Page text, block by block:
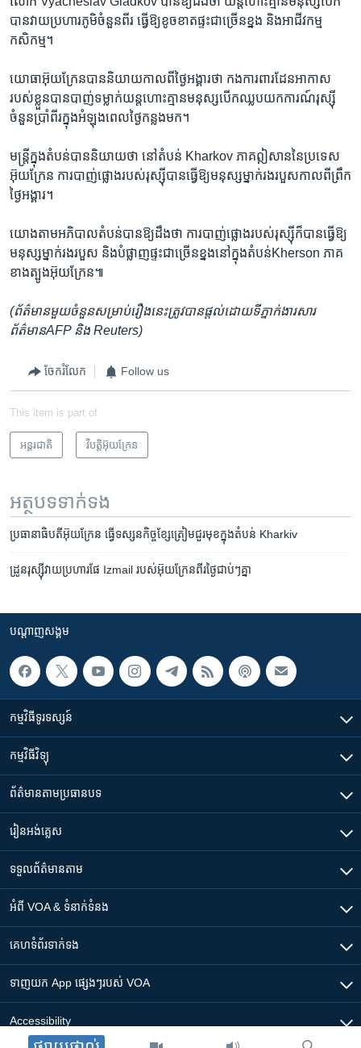
បាន​វាយ​ប្រហារ​ភូមិ​ចំនួន​ពីរ ​ធ្វើឱ្យ​ខូចខាត​ផ្ទះ​ជាច្រើន​ខ្នង​ និង​អាជីវកម្ម​
កសិកម្ម។
យោធា​អ៊ុយក្រែន​បាន​និយាយ​កាលពី​ថ្ងៃអង្គារ​ថា​ កងការពារ​ដែន​អាកាស​
របស់ខ្លួន​បាន​បាញ់​ទម្លាក់​យន្តហោះ​គ្មាន​មនុស្ស​បើក​ឈ្លបយកការណ៍​រុស្ស៊ី​
ចំនួន​ប្រាំពីរ​ក្នុង​អំឡុងពេល​ថ្ងៃ​កន្លង​មក។
មន្ត្រី​ក្នុង​តំបន់​បាន​និយាយ​ថា ​នៅ​តំបន់​ Kharkov ​ភាគ​ឦសាន​នៃ​ប្រទេស​
អ៊ុយក្រែន​ ការបាញ់ផ្លោង​របស់​រុស្ស៊ី​បាន​ធ្វើឱ្យ​មនុស្ស​ម្នាក់​រងរបួស​កាលពី​ព្រឹក​
ថ្ងៃអង្គារ។
យោង​តាម​អភិបាល​តំបន់​បាន​ឱ្យ​ដឹង​ថា ​ការបាញ់ផ្លោង​របស់​រុស្ស៊ី​ក៏បាន​ធ្វើឱ្យ​
មនុស្ស​ម្នាក់​រងរបួស​ និង​បំផ្លាញ​ផ្ទះ​ជាច្រើន​ខ្នង​នៅក្នុង​តំបន់​Kherson ​ភាគ​
ខាងត្បូង​អ៊ុយក្រែន៕
(ព័ត៌មាន​មួយ​ចំនួន​សម្រាប់​រឿង​នេះ​ត្រូវ​បាន​ផ្តល់​ដោយ​ទីភ្នាក់ងារ​សារ
ព័ត៌មាន​AFP​ និង​ Reuters)
ចែករំលែក Follow us
This item is part of
អន្តរជាតិ វិបត្តិអ៊ុយក្រែន
អត្ថបទ​ទាក់ទង
ប្រធានាធិបតី​អ៊ុយក្រែន ធ្វើ​ទស្សនកិច្ច​ខ្សែត្រៀម​​ជួរមុខ​ក្នុងតំបន់ Kharkiv
ដ្រូន​រុស្ស៊ី​វាយ​ប្រហារ​ផែ ​Izmail ​របស់​អ៊ុយក្រែន​ពីរ​ថ្ងៃ​ជាប់ៗ​គ្នា
បណ្តាញ​សង្គម
កម្មវិធី​ទូរទស្សន៍
កម្មវិធី​វិទ្យុ
ព័ត៌មាន​តាមប្រធានបទ​
រៀន​​អង់គ្លេស
ទទួល​ព័ត៌មាន​តាម
អំពី​ VOA & ទំនាក់ទំនង
គេហទំព័រ​​ទាក់ទង
ទាញយក​ App ផ្សេងៗ​របស់​ VOA
Accessibility